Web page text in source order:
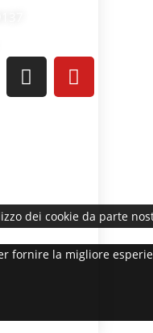
dei cookie da parte
fornire la migliore